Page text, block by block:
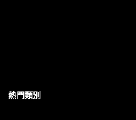
熱門類別